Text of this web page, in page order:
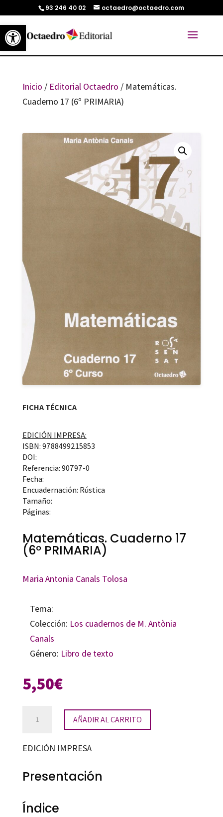
Abrir barra de herramientas
93 246 40 02 octaedro@octaedro.com
Inicio / Editorial Octaedro / Matemáticas.
Cuaderno 17 (6º PRIMARIA)
FICHA TÉCNICA
EDICIÓN IMPRESA:
ISBN: 9788499215853
DOI:
Referencia: 90797-0
Fecha:
Encuadernación: Rústica
Tamaño:
Páginas:
Matemáticas. Cuaderno 17
(6º PRIMARIA)
Maria Antonia Canals Tolosa
Tema:
Colección: Los cuadernos de M. Antònia
Canals
Género: Libro de texto
5,50€
Matemáticas.
17
PRIMARIA)
AÑADIR AL CARRITO
EDICIÓN IMPRESA
Presentación
Índice